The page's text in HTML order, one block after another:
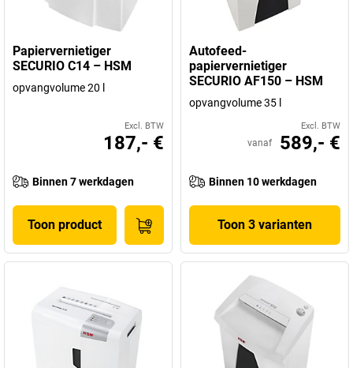
Papiervernietiger
SECURIO C14 – HSM
opvangvolume 20 l
Excl. BTW
187,- €
Binnen 7 werkdagen
Toon product
Autofeed-
papiervernietiger
SECURIO AF150 – HSM
opvangvolume 35 l
Excl. BTW
vanaf 589,- €
Binnen 10 werkdagen
Toon 3 varianten